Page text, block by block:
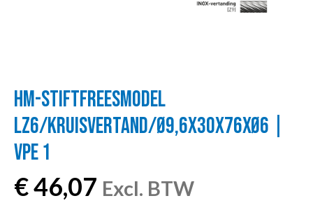
HM-STIFTFREESMODEL
LZ6/KRUISVERTAND/Ø9,6X30X76XØ6 |
VPE 1
€46,07 Excl. BTW